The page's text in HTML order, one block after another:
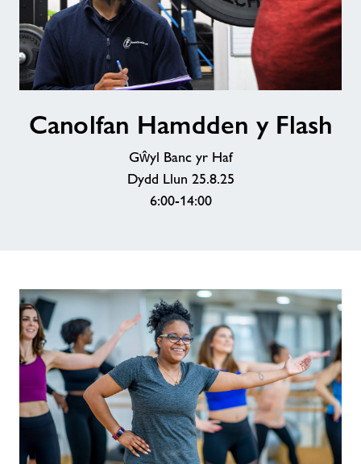
Hamdden
Canolfan Hamdden y Flash
Gŵyl Banc yr Haf
Dydd Llun 25.8.25
6:00-14:00